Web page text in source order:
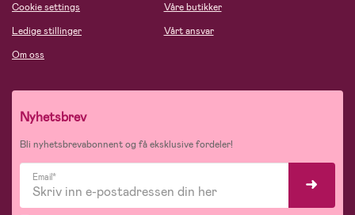
Cookie settings
Ledige stillinger
Om oss
Våre butikker
Vårt ansvar
Nyhetsbrev
Bli nyhetsbrevabonnent og få eksklusive fordeler!
Email*